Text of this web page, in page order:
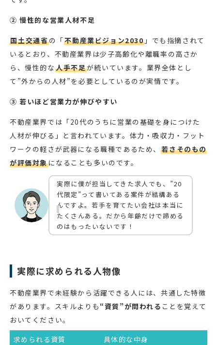
② 慢性的な営業人材不足
国土交通省の「不動産業ビジョン2030」でも指摘されて
いるとおり、不動産業界は少子高齢化や離職率の高さか
ら、慢性的な 人手不足が続いています。業界全体とし
て”外からの人材”を必要としているのが実情です。
③ 若いほど営業力が伸びやすい
不動産業界では「20代のうちに営業の基礎を身につけた
人材が伸びる」と言われています。体力・吸収力・フット
ワークの軽さが武器になる職種であるため、 若さそのもの
が評価対象になることも多いのです。
実際に僕が担当してきた求人でも、”20
代限定”って書いてある案件が結構ある
んですよ。若手を育てたい会社は本当に
たくさんある。だから年齢だけで諦める
のはもったいないです！
実際に求められる人物像
不動産業界で未経験から活躍できる人には、共通した特徴
があります。スキルよりも “資質”が問われる ことを覚えて
おいてください。
求められる資質
具体的な中身